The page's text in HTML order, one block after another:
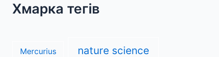
Хмарка тегів
Mercurius nature science